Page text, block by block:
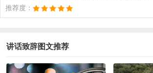
推荐度：
讲话致辞图文推荐